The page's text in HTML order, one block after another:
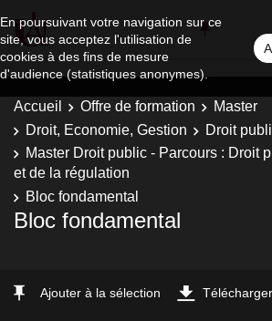
En poursuivant votre navigation sur ce
site, vous acceptez l'utilisation de
cookies à des fins de mesure
d'audience (statistiques anonymes).
Accueil Offre de formation
Master
Droit, Economie, Gestion
Droit
Master Droit public - Parcours : Droit
et de la régulation
Bloc fondamental
Bloc fondamental
Ajouter à la sélection Télécharger